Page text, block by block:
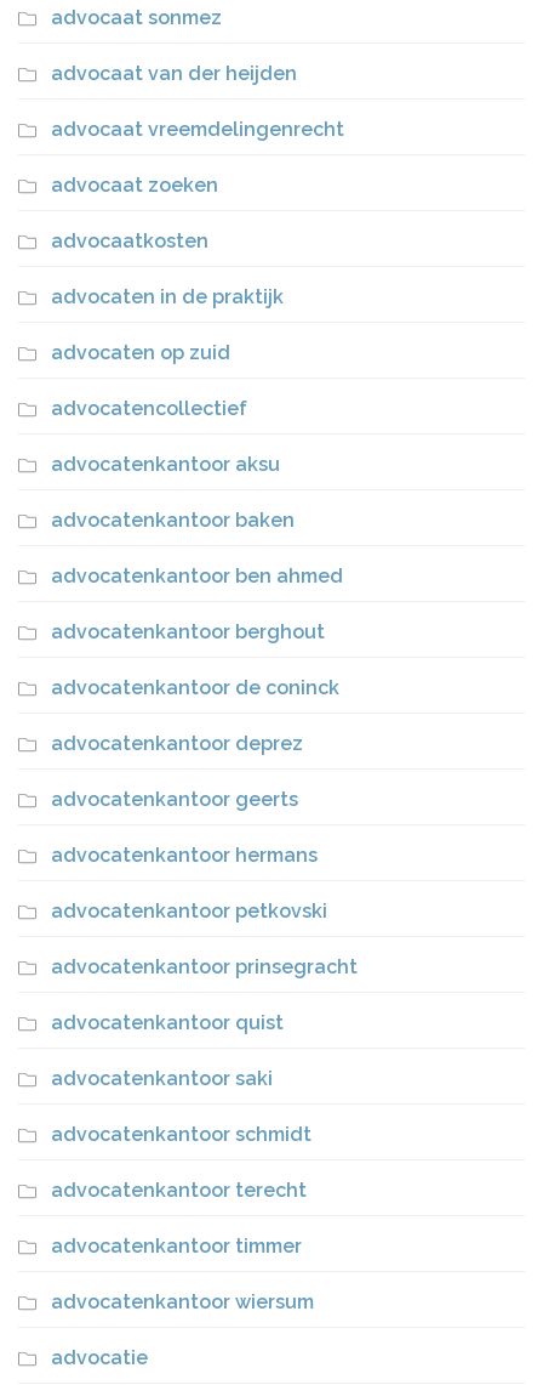
advocaat sonmez
advocaat van der heijden
advocaat vreemdelingenrecht
advocaat zoeken
advocaatkosten
advocaten in de praktijk
advocaten op zuid
advocatencollectief
advocatenkantoor aksu
advocatenkantoor baken
advocatenkantoor ben ahmed
advocatenkantoor berghout
advocatenkantoor de coninck
advocatenkantoor deprez
advocatenkantoor geerts
advocatenkantoor hermans
advocatenkantoor petkovski
advocatenkantoor prinsegracht
advocatenkantoor quist
advocatenkantoor saki
advocatenkantoor schmidt
advocatenkantoor terecht
advocatenkantoor timmer
advocatenkantoor wiersum
advocatie